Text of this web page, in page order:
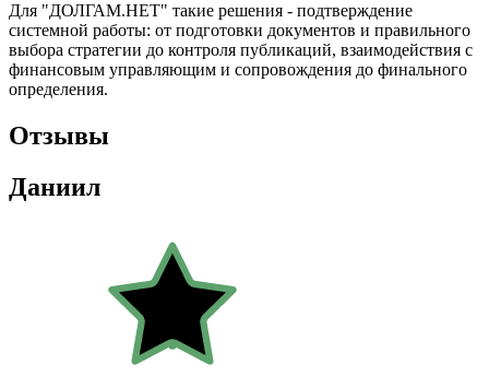
Для "ДОЛГАМ.НЕТ" такие решения - подтверждение
системной работы: от подготовки документов и правильного
выбора стратегии до контроля публикаций, взаимодействия с
финансовым управляющим и сопровождения до финального
определения.
Отзывы
Даниил